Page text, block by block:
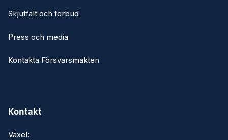
Skjutfält och förbud
Press och media
Kontakta Försvarsmakten
Kontakt
Växel: